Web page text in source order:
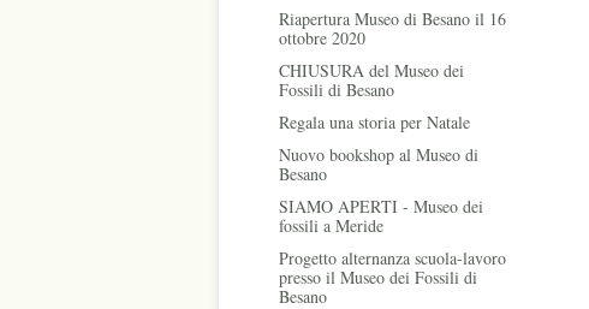
Riapertura Museo di Besano il 16
ottobre 2020
CHIUSURA del Museo dei
Fossili di Besano
Regala una storia per Natale
Nuovo bookshop al Museo di
Besano
SIAMO APERTI - Museo dei
fossili a Meride
Progetto alternanza scuola-lavoro
presso il Museo dei Fossili di
Besano